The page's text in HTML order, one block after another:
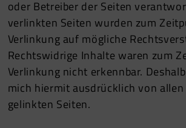
oder Betreiber der Seiten
verlinkten Seiten wurden zum
Verlinkung auf mögliche
Rechtswidrige Inhalte waren zum
Verlinkung nicht erkennbar.
mich hiermit ausdrücklich von
gelinkten Seiten.